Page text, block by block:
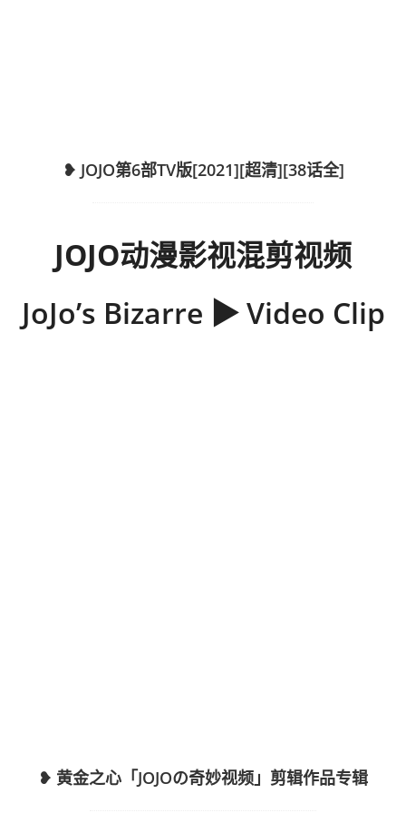
❥ JOJO第6部TV版[2021][超清][38话全]
JOJO动漫影视混剪视频
JoJo’s Bizarre ▶ Video Clip
❥ 黄金之心「JOJOの奇妙视频」剪辑作品专辑